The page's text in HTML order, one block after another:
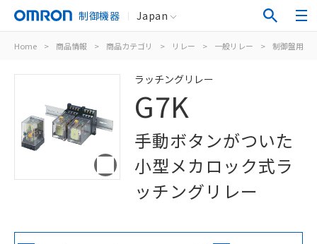
制御機器 Japan
Home > 商品情報 > 商品カテゴリ > リレー > 一般リレー > 制御盤用
ラッチングリレー
G7K
手動ボタンがついた
小型メカロック式ラ
ッチングリレー